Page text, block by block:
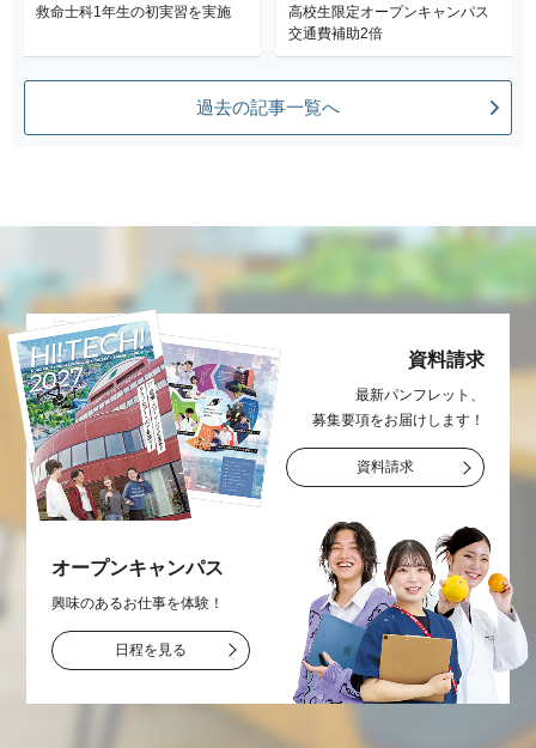
救命士科1年生の初実習を実施
高校生限定オープンキャンパス
交通費補助2倍
過去の記事一覧へ
資料請求
最新パンフレット、
募集要項をお届け します！
資料請求
オープンキャンパス
興味のあるお仕事を体験！
日程を見る